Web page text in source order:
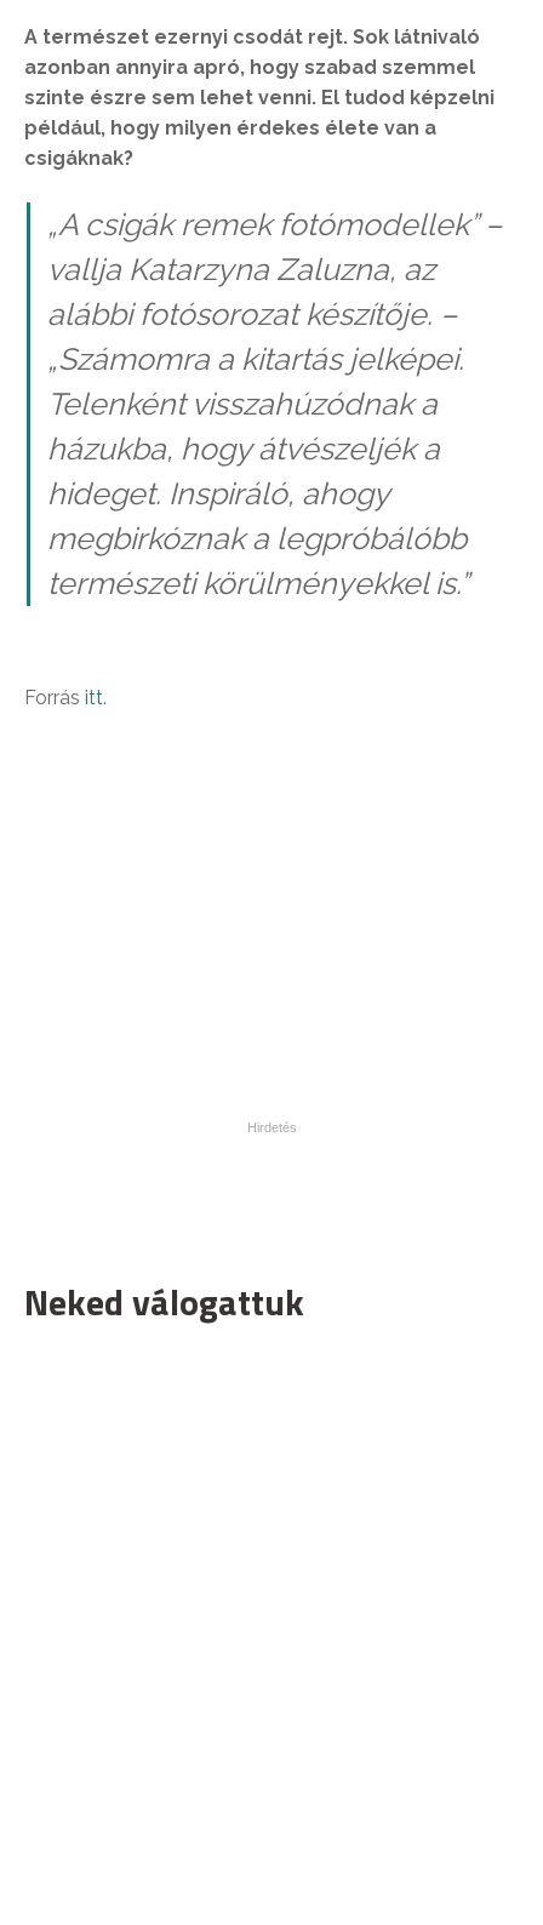
A természet ezernyi csodát rejt. Sok látnivaló
azonban annyira apró, hogy szabad szemmel
szinte észre sem lehet venni. El tudod képzelni
például, hogy milyen érdekes élete van a
csigáknak?
„A csigák remek fotómodellek” –
vallja Katarzyna Zaluzna, az
alábbi fotósorozat készítője. –
„Számomra a kitartás jelképei.
Telenként visszahúzódnak a
házukba, hogy átvészeljék a
hideget. Inspiráló, ahogy
megbirkóznak a legpróbálóbb
természeti körülményekkel is.”
Forrás itt.
Neked válogattuk